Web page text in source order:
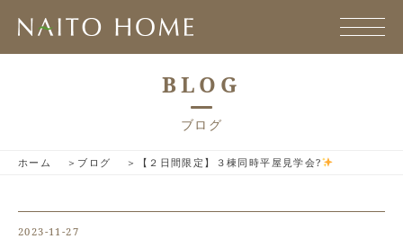
BLOG
ブログ
ホーム ブログ 【２日間限定】３棟同時平屋見学会?
2023-11-27